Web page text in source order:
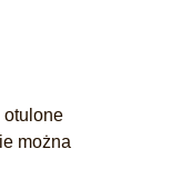
otulone
można